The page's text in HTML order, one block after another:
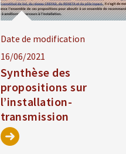
Date de modification
16/06/2021
Synthèse des
propositions sur
l’installation-
transmission